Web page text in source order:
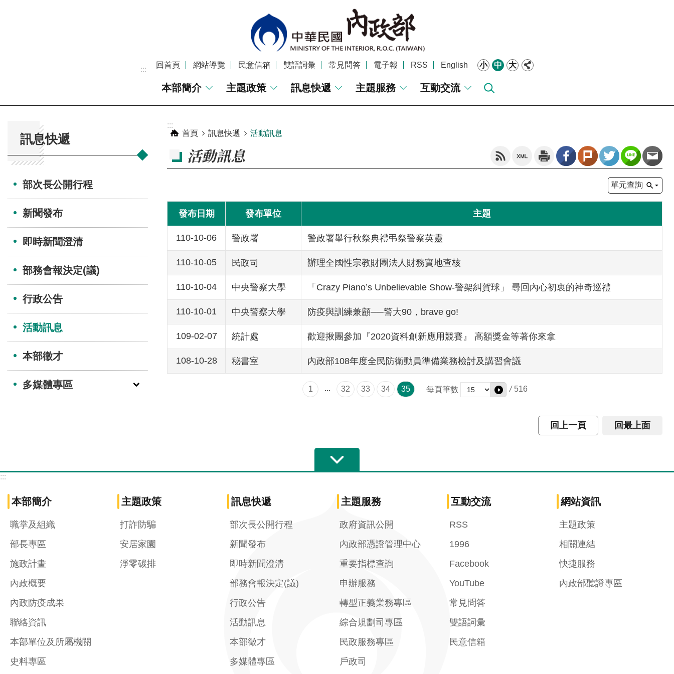
:::
回首頁 網站導覽 民意信箱 雙語詞彙 常見問答 電子報 RSS English 小 中 大
本部簡介 主題政策 訊息快遞 主題服務 互動交流
訊息快遞
部次長公開行程
新聞發布
即時新聞澄清
部務會報決定(議)
行政公告
活動訊息
本部徵才
多媒體專區
:::
首頁
訊息快遞 活動訊息
活動訊息
單元查詢
發布日期 發布單位 主題
110-10-06 警政署 警政署舉行秋祭典禮弔祭警察英靈
110-10-05 民政司 辦理全國性宗教財團法人財務實地查核
110-10-04 中央警察大學 「Crazy Piano’s Unbelievable Show-警架糾賀球」 尋回內心初衷的神奇巡禮
110-10-01 中央警察大學 防疫與訓練兼顧──警大90，brave go!
109-02-07 統計處 歡迎揪團參加『2020資料創新應用競賽』 高額獎金等著你來拿
108-10-28 秘書室 內政部108年度全民防衛動員準備業務檢討及講習會議
1 ... 32 33 34 35 每頁筆數 / 516
回上一頁 回最上面
:::
本部簡介
職掌及組織
部長專區
施政計畫
內政概要
內政防疫成果
聯絡資訊
本部單位及所屬機關
史料專區
主題政策
打詐防騙
安居家園
淨零碳排
訊息快遞
部次長公開行程
新聞發布
即時新聞澄清
部務會報決定(議)
行政公告
活動訊息
本部徵才
多媒體專區
主題服務
政府資訊公開
內政部憑證管理中心
重要指標查詢
申辦服務
轉型正義業務專區
綜合規劃司專區
民政服務專區
戶政司
互動交流
RSS
1996
Facebook
YouTube
常見問答
雙語詞彙
民意信箱
網站資訊
主題政策
相關連結
快捷服務
內政部聽證專區